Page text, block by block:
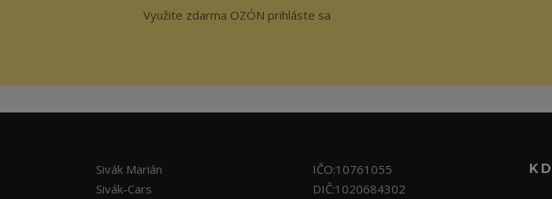
Využite zdarma OZÓN prihláste sa
Sivák Marián
Sivák-Cars
IČO:10761055
DIČ:1020684302